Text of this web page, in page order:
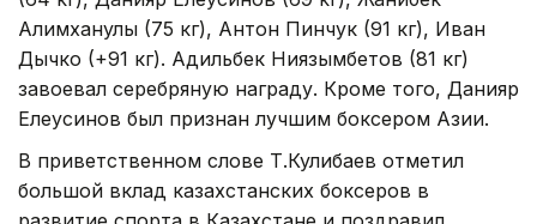
Алимханулы (75 кг), Антон Пинчук (91 кг), Иван
Дычко (+91 кг). Адильбек Ниязымбетов (81 кг)
завоевал серебряную награду. Кроме того, Данияр
Елеусинов был признан лучшим боксером Азии.
В приветственном слове Т.Кулибаев отметил
большой вклад казахстанских боксеров в